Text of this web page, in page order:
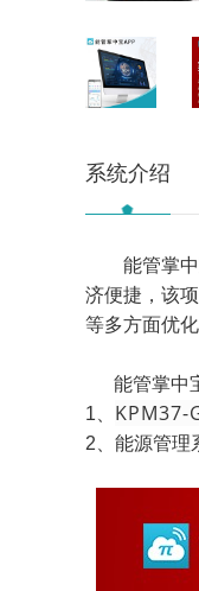
系统介绍
能管掌中宝
济便捷，该
等多方面优
能管掌中
1、 KPM37-
2、能源管理